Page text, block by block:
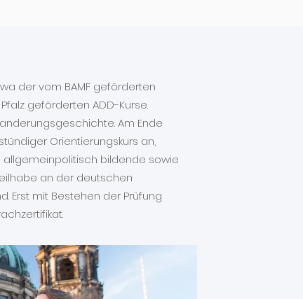
der vom BAMF geförderten
geförderten ADD-Kurse.
Am Ende
Orientierungskurs an,
allgemeinpolitisch bildende sowie
an der deutschen
Erst mit Bestehen der Prüfung